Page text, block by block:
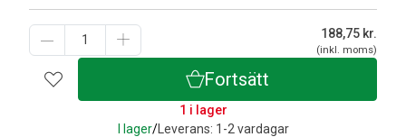
188,75 kr.
(inkl. moms)
Fortsätt
1 i lager
I lager/Leverans: 1-2 vardagar